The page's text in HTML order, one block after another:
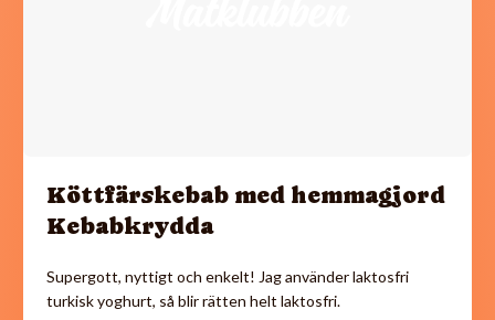
Köttfärskebab med hemmagjord
Kebabkrydda
Supergott, nyttigt och enkelt! Jag använder laktosfri
turkisk yoghurt, så blir rätten helt laktosfri.